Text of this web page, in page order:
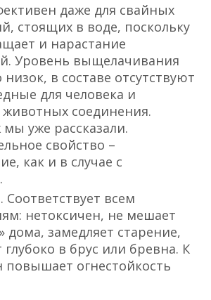
даже для свайных
стоящих в воде, поскольку
и нарастание
Уровень выщелачивания
в составе отсутствуют
для человека и
соединения.
уже рассказали.
свойство –
как и в случае с
. Соответствует всем
нетоксичен, не мешает
дома, замедляет старение,
в брус или бревна. К
повышает огнестойкость